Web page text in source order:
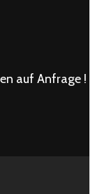
auf Anfrage !